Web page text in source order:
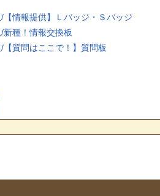
【情報提供】Ｌバッジ・Ｓバッジ
新種！情報交換板
質問はここで！】質問板